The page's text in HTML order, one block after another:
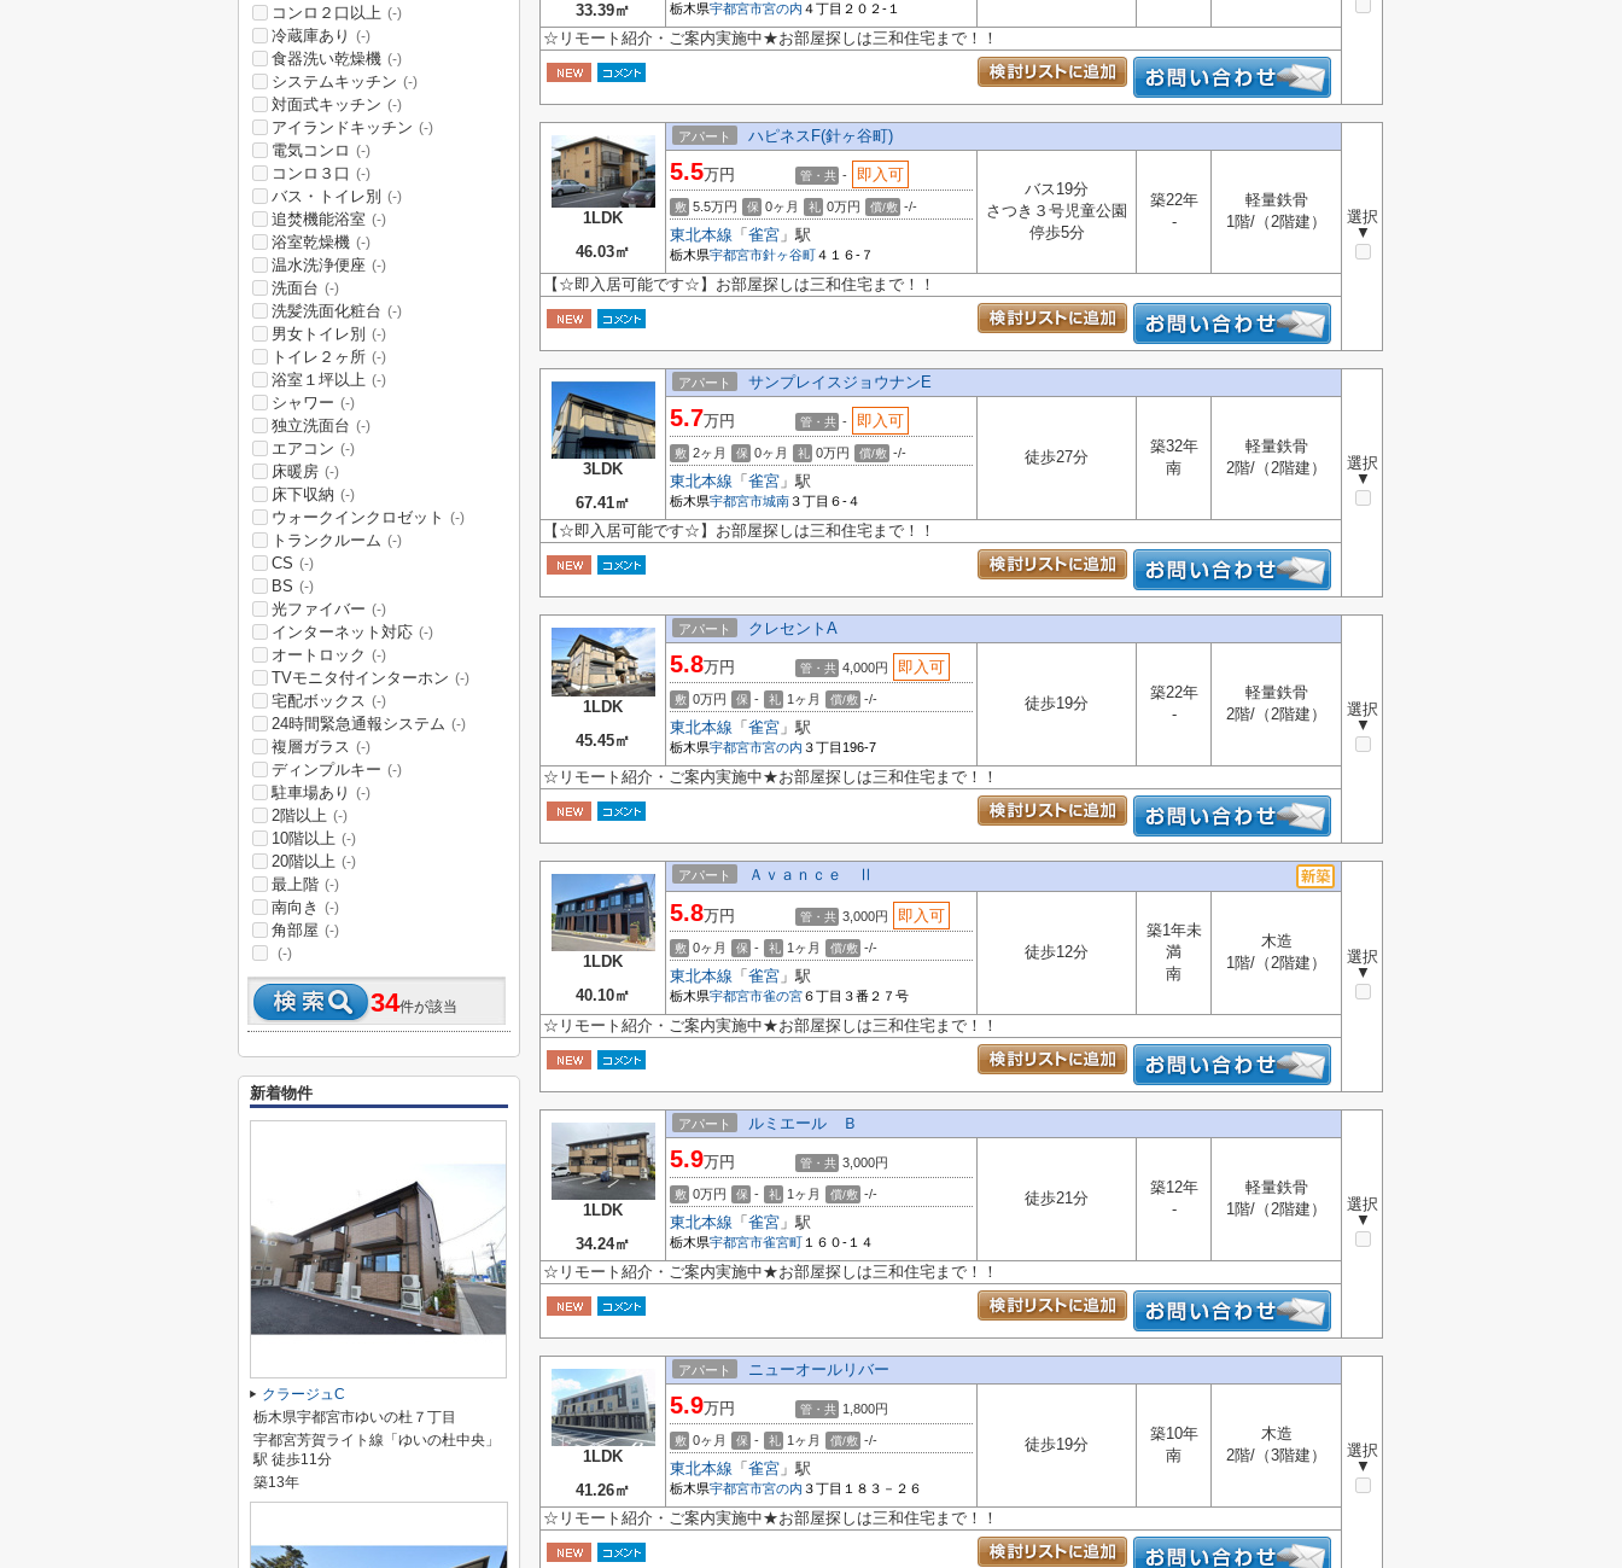
33.39㎡
栃木県宇都宮市宮の内 ４丁目２０２-１
☆リモート紹介・ご案内実施中★お部屋探しは三和住宅まで！！
1LDK
46.03㎡
アパート ハピネスF(針ヶ谷町)
選択
▼
5.5万円 管・共 - 即入可
敷 5.5万円 保 0ヶ月 礼 0万円 償/敷 -/-
東北本線 「 雀宮 」駅
栃木県宇都宮市針ヶ谷町４１６-７
バス19分
さつき３号児童公園
停歩5分
築22年
-
軽量鉄骨
1階/（2階建）
【☆即入居可能です☆】お部屋探しは三和住宅まで！！
3LDK
67.41㎡
アパート サンプレイスジョウナンE
選択
▼
5.7万円 管・共 - 即入可
敷 2ヶ月 保 0ヶ月 礼 0万円 償/敷 -/-
東北本線 「 雀宮 」駅
栃木県宇都宮市城南３丁目６-４
徒歩27分
築32年
南
軽量鉄骨
2階/（2階建）
【☆即入居可能です☆】お部屋探しは三和住宅まで！！
1LDK
45.45㎡
アパート クレセントA
選択
▼
5.8万円 管・共 4,000円 即入可
敷 0万円 保 - 礼 1ヶ月 償/敷 -/-
東北本線 「 雀宮 」駅
栃木県宇都宮市宮の内 ３丁目196-7
徒歩19分
築22年
-
軽量鉄骨
2階/（2階建）
☆リモート紹介・ご案内実施中★お部屋探しは三和住宅まで！！
1LDK
40.10㎡
アパート Ａｖａｎｃｅ Ⅱ
選択
▼
5.8万円 管・共 3,000円 即入可
敷 0ヶ月 保 - 礼 1ヶ月 償/敷 -/-
東北本線 「 雀宮 」駅
栃木県宇都宮市雀の宮６丁目３番２７号
徒歩12分
築1年未
満
南
木造
1階/（2階建）
☆リモート紹介・ご案内実施中★お部屋探しは三和住宅まで！！
1LDK
34.24㎡
アパート ルミエール Ｂ
選択
▼
5.9万円 管・共 3,000円
敷 0万円 保 - 礼 1ヶ月 償/敷 -/-
東北本線 「 雀宮 」駅
栃木県宇都宮市雀宮町 １６０-１４
徒歩21分
築12年
-
軽量鉄骨
1階/（2階建）
☆リモート紹介・ご案内実施中★お部屋探しは三和住宅まで！！
1LDK
41.26㎡
アパート ニューオールリバー
選択
▼
5.9万円 管・共 1,800円
敷 0ヶ月 保 - 礼 1ヶ月 償/敷 -/-
東北本線 「 雀宮 」駅
栃木県宇都宮市宮の内 ３丁目１８３－２６
徒歩19分
築10年
南
木造
2階/（3階建）
☆リモート紹介・ご案内実施中★お部屋探しは三和住宅まで！！
コンロ２口以上 (-)
冷蔵庫あり (-)
食器洗い乾燥機 (-)
システムキッチン (-)
対面式キッチン (-)
アイランドキッチン (-)
電気コンロ (-)
コンロ３口 (-)
バス・トイレ別 (-)
追焚機能浴室 (-)
浴室乾燥機 (-)
温水洗浄便座 (-)
洗面台 (-)
洗髪洗面化粧台 (-)
男女トイレ別 (-)
トイレ２ヶ所 (-)
浴室１坪以上 (-)
シャワー (-)
独立洗面台 (-)
エアコン (-)
床暖房 (-)
床下収納 (-)
ウォークインクロゼット (-)
トランクルーム (-)
CS (-)
BS (-)
光ファイバー (-)
インターネット対応 (-)
オートロック (-)
TVモニタ付インターホン (-)
宅配ボックス (-)
24時間緊急通報システム (-)
複層ガラス (-)
ディンプルキー (-)
駐車場あり (-)
2階以上 (-)
10階以上 (-)
20階以上 (-)
最上階 (-)
南向き (-)
角部屋 (-)
(-)
34件が該当
新着物件
クラージュC
栃木県宇都宮市ゆいの杜７丁目
宇都宮芳賀ライト線「ゆいの杜中央」
駅 徒歩11分
築13年